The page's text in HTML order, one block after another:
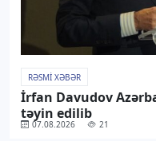
RƏSMI XƏBƏR
İrfan Davudov
təyin edilib
07.08.2026 21